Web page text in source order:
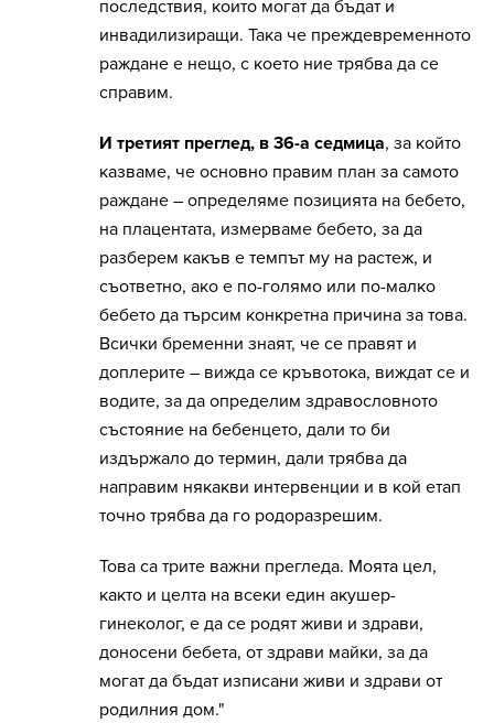
последствия, които могат да бъдат и
инвадилизиращи. Така че преждевременното
раждане е нещо, с което ние трябва да се
справим.
И третият преглед, в 36-а седмица, за който
казваме, че основно правим план за самото
раждане – определяме позицията на бебето,
на плацентата, измерваме бебето, за да
разберем какъв е темпът му на растеж, и
съответно, ако е по-голямо или по-малко
бебето да търсим конкретна причина за това.
Всички бременни знаят, че се правят и
доплерите – вижда се кръвотока, виждат се и
водите, за да определим здравословното
състояние на бебенцето, дали то би
издържало до термин, дали трябва да
направим някакви интервенции и в кой етап
точно трябва да го родоразрешим.
Това са трите важни прегледа. Моята цел,
както и целта на всеки един акушер-
гинеколог, е да се родят живи и здрави,
доносени бебета, от здрави майки, за да
могат да бъдат изписани живи и здрави от
родилния дом."